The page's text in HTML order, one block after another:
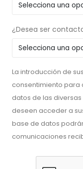
¿Desea ser
La introducción de
consentimiento para
datos de las diversas
deseen acceder a
base de datos
comunicaciones